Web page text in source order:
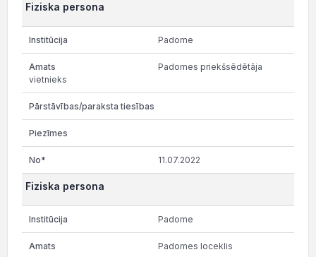
Fiziska persona
Padome
Padomes priekšsēdētāja
vietnieks
11.07.2022
Fiziska persona
Padome
Padomes loceklis